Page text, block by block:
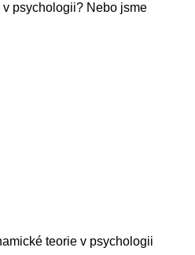
psychologii? Nebo jsme
teorie v psychologii